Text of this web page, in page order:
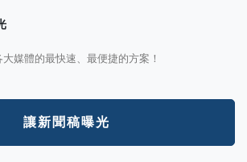
媒體的最快速、最便捷的方案！
讓新聞稿曝光